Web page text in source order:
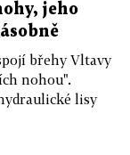
jeho
břehy Vltavy
nohou".
lisy